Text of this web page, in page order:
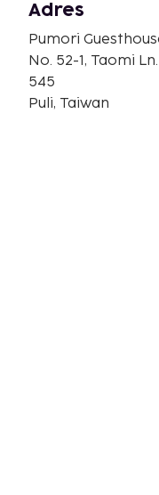
Adres
Pumori
No. 52-1, Taomi Ln.
545
Puli, Taiwan